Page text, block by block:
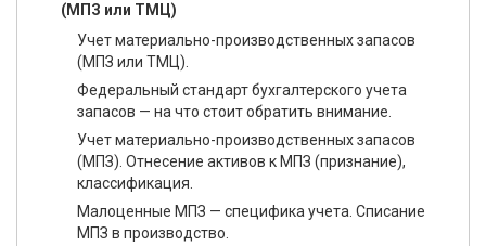
(МПЗ или ТМЦ)
Учет материально-производственных запасов
(МПЗ или ТМЦ).
Федеральный стандарт бухгалтерского учета
запасов — на что стоит обратить внимание.
Учет материально-производственных запасов
(МПЗ). Отнесение активов к МПЗ (признание),
классификация.
Малоценные МПЗ — специфика учета. Списание
МПЗ в производство.